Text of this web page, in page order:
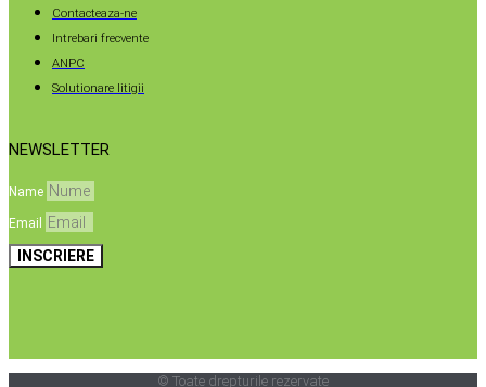
Contacteaza-ne
Intrebari frecvente
ANPC
Solutionare litigii
NEWSLETTER
Name
Email
INSCRIERE
© Toate drepturile rezervate